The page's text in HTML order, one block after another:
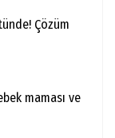
Çözüm
maması ve